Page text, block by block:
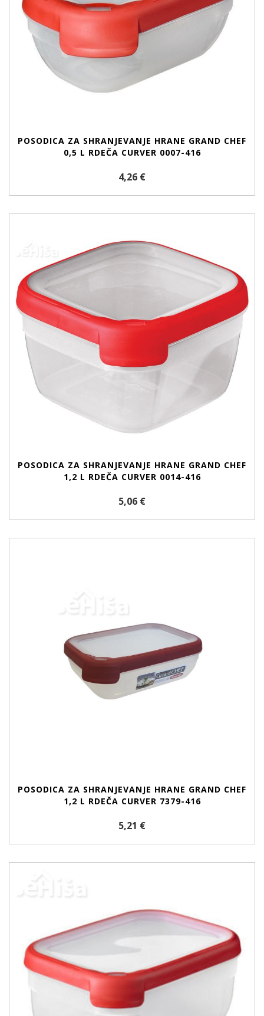
POSODICA ZA SHRANJEVANJE HRANE GRAND CHEF
0,5 L RDEČA CURVER 0007-416
4,26 €
POSODICA ZA SHRANJEVANJE HRANE GRAND CHEF
1,2 L RDEČA CURVER 0014-416
5,06 €
POSODICA ZA SHRANJEVANJE HRANE GRAND CHEF
1,2 L RDEČA CURVER 7379-416
5,21 €